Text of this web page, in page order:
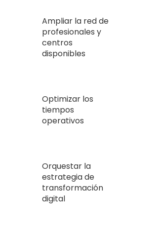
Ampliar la red de
profesionales y
centros
disponibles​
Optimizar los
tiempos
operativos
Orquestar la
estrategia de
transformación
digital